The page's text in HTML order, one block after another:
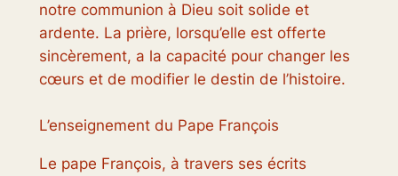
notre communion à Dieu soit solide et
ardente. La prière, lorsqu’elle est offerte
sincèrement, a la capacité pour changer les
cœurs et de modifier le destin de l’histoire.
L’enseignement du Pape François
Le pape François, à travers ses écrits